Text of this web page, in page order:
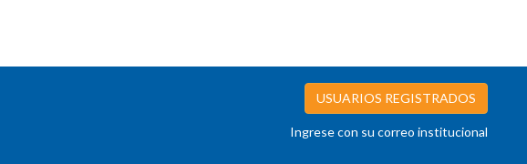
USUARIOS REGISTRADOS
Ingrese con su correo institucional